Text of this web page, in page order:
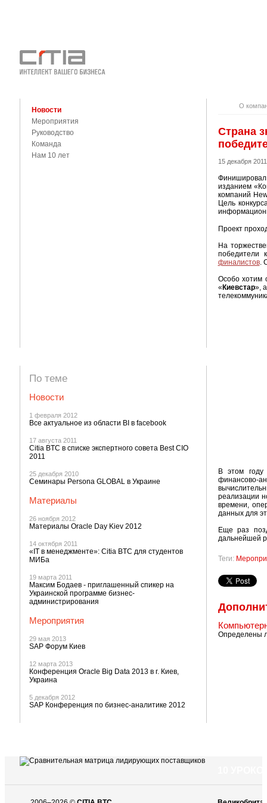
Новости
Мероприятия
Руководство
Команда
Нам 10 лет
По теме
Новости
1 февраля 2012
Все актуальное из области BI в facebook
17 августа 2011
Citia BTC в списке экспертного совета Best CIO
2011
25 декабря 2010
Семинары Persona GLOBAL в Украине
Материалы
26 ноября 2012
Материалы Oracle Day Kiev 2012
14 октября 2011
«IT в менеджменте»: Citia BTC для студентов
МИБа
19 марта 2011
Максим Бодаев - приглашенный спикер на
Украинской программе бизнес-
администрирования
Мероприятия
29 мая 2013
SAP Форум Киев
12 марта 2013
Конференция Oracle Big Data 2013 в г. Киев,
Украина
5 декабря 2012
SAP Конференция по бизнес-аналитике 2012
О
Страна
15 декабря 2011
Финишировал
изданием
компаний
Цель
Проект
На
победители
финалистов.
Особо хотим
« Киевстар»,
В этом году
финансово-
реализации
времени,
данных для
Еще раз
дальнейшей
Теги:
Определены